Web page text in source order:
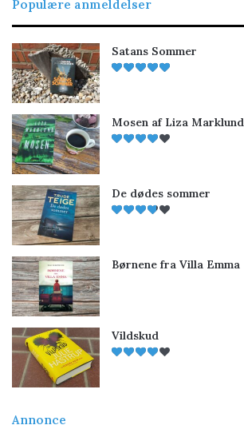
Populære anmeldelser
Satans Sommer
Mosen af Liza Marklund
De dødes sommer
Børnene fra Villa Emma
Vildskud
Annonce